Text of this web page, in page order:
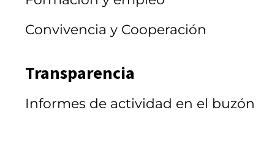
Convivencia y Cooperación
Transparencia
Informes de actividad en el buzón